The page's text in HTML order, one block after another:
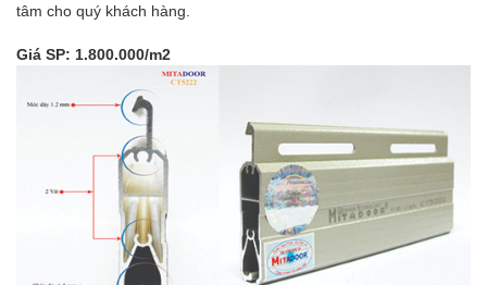
tâm cho quý khách hàng.
Giá SP: 1.800.000/m2